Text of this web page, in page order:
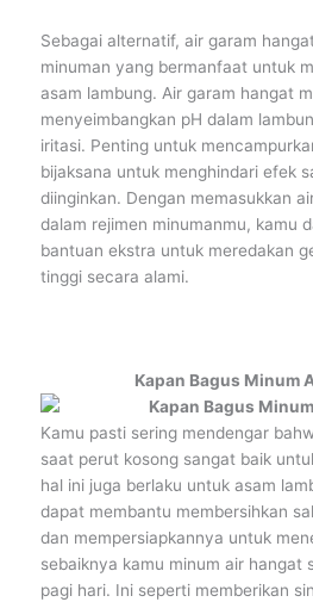
Sebagai alternatif, air garam
minuman yang bermanfaat untuk
asam lambung. Air garam hangat
menyeimbangkan pH dalam
iritasi. Penting untuk
bijaksana untuk menghindari efek
diinginkan. Dengan memasukkan
dalam rejimen minumanmu, kamu
bantuan ekstra untuk meredakan
tinggi secara alami.
Kapan Bagus Minum
Kamu pasti sering mendengar
saat perut kosong sangat baik
hal ini juga berlaku untuk asam
dapat membantu membersihkan
dan mempersiapkannya untuk
sebaiknya kamu minum air hangat
pagi hari. Ini seperti memberikan